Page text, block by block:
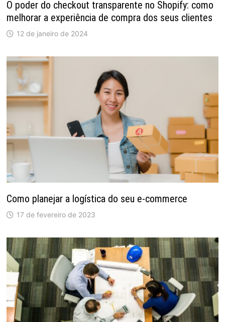
O poder do checkout transparente no Shopify: como
melhorar a experiência de compra dos seus clientes
12 de janeiro de 2024
Como planejar a logística do seu e-commerce
17 de fevereiro de 2023